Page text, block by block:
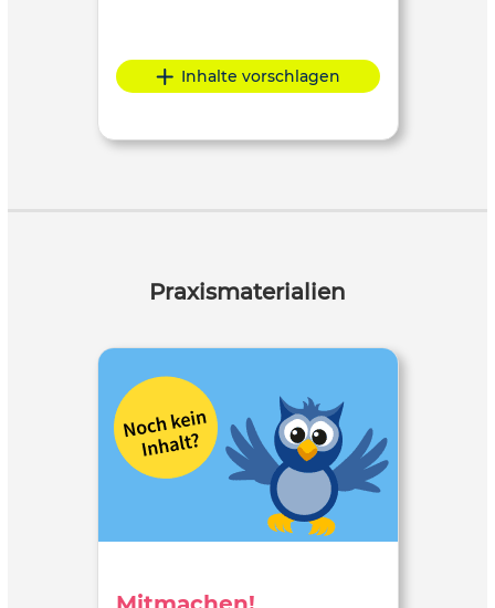
Inhalte vorschlagen
Praxismaterialien